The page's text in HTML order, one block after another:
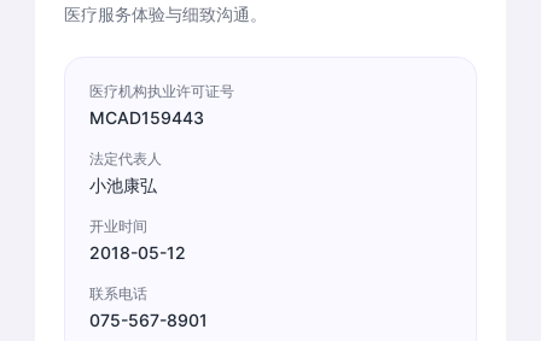
医疗服务体验与细致沟通。
医疗机构执业许可证号
MCAD159443
法定代表人
小池康弘
开业时间
2018-05-12
联系电话
075-567-8901